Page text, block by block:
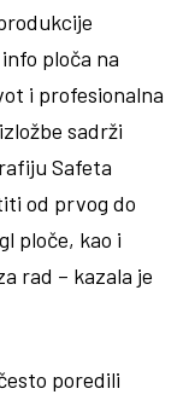
ploča na
i profesionalna
sadrži
Safeta
od prvog do
ploče, kao i
rad – kazala je
poredili